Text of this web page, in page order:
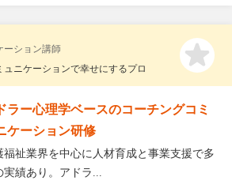
ーション講師
ニケーションで幸せにするプロ
ラー心理学ベースのコーチングコミ
ケーション研修
福祉業界を中心に人材育成と事業支援で多
実績あり。アドラ...